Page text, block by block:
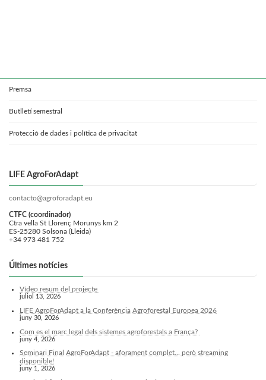
Premsa
Butlletí semestral
Protecció de dades i política de privacitat
LIFE AgroForAdapt
contacto@agroforadapt.eu
CTFC (coordinador)
Ctra vella St Llorenç Morunys km 2
ES-25280 Solsona (Lleida)
+34 973 481 752
Últimes notícies
Vídeo resum del projecte
juliol 13, 2026
LIFE AgroForAdapt a la Conferència Agroforestal Europea 2026
juny 30, 2026
Com es el marc legal dels sistemes agroforestals a França?
juny 4, 2026
Seminari Final AgroForAdapt - aforament complet... però streaming
disponible!
juny 1, 2026